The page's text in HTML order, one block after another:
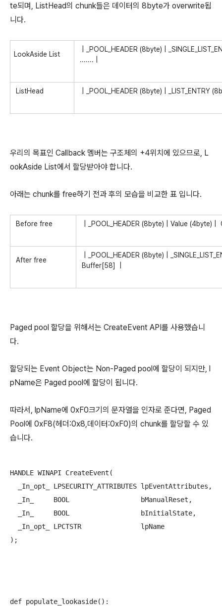
te되며, ListHead의 chunk들은 데이터의 8byte가 overwrite됩
니다.
LookAside List
| _POOL_HEADER (8byte) |
....... |
ListHead | _POOL_HEADER (8byte) | _LIST_ENTRY
우리의 목표인 Callback 멤버는 구조체의 +4위치에 있으므로, L
ookAside List에서 할당받아야 합니다.
아래는 chunk를 free하기 전과 후의 모습을 비교한 표 입니다.
Before free | _POOL_HEADER (8byte) | Value
After free
| _POOL_HEADER (8byte) |
Buffer[58] |
Paged pool 할당을 위해서는 CreateEvent API를 사용했습니
다.
할당되는 Event Object는 Non-Paged pool에 할당이 되지만, l
pName은 Paged pool에 할당이 됩니다.
따라서, lpName에 0xF0크기의 문자열을 인자로 준다면, Paged
Pool에 0xF8(헤더:0x8,데이터:0xF0)의 chunk를 할당할 수 있
습니다.
HANDLE WINAPI CreateEvent(
  _In_opt_ LPSECURITY_ATTRIBUTES lpEventAttributes,
  _In_     BOOL                  bManualReset,
  _In_     BOOL                  bInitialState,
  _In_opt_ LPCTSTR               lpName
);
def populate_lookaside():